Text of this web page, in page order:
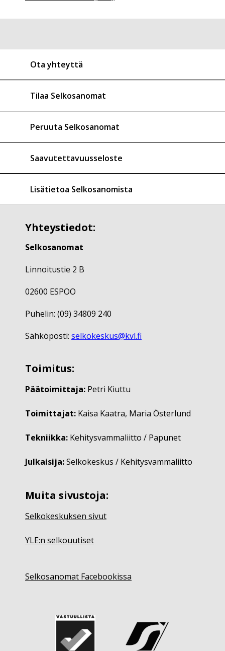
Ota yhteyttä
Tilaa Selkosanomat
Peruuta Selkosanomat
Saavutettavuusseloste
Lisätietoa Selkosanomista
Yhteystiedot:
Selkosanomat
Linnoitustie 2 B
02600 ESPOO
Puhelin: (09) 34809 240
Sähköposti: selkokeskus@kvl.fi
Toimitus:
Päätoimittaja: Petri Kiuttu
Toimittajat: Kaisa Kaatra, Maria Österlund
Tekniikka: Kehitysvammaliitto / Papunet
Julkaisija:Selkokeskus / Kehitysvammaliitto
Muita sivustoja:
Selkokeskuksen sivut
YLE:n selkouutiset
Selkosanomat Facebookissa